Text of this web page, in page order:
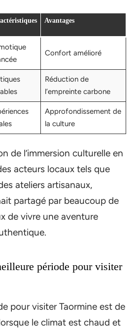
Avantages
Confort amélioré
Réduction de
l’empreinte carbone
Approfondissement de
la culture
de l’immersion culturelle en
acteurs locaux tels que
ateliers artisanaux,
partagé par beaucoup de
de vivre une aventure
période pour visiter
pour visiter Taormine est de
le climat est chaud et